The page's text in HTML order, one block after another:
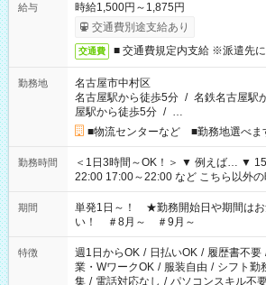
給与
時給1,500円～1,875円
交通費別途支給あり
交通費 ■ 交通費規定内支給 ※派遣先
勤務地
名古屋市中村区
名古屋駅から徒歩5分 / 名鉄名古屋駅
屋駅から徒歩5分 / …
■物流センターなど ■勤務地選べま
勤務時間
＜1日3時間～OK！＞ ▼ 例えば… ▼ 15:00～18:00 15:00～
22:00 17:00～22:00 など こちら以外の時間もお気軽にご相談く
ださい！
期間
単発1日～！ ★勤務開始日や期間はお
い！ ＃8月～ ＃9月～
特徴 週1日からOK / 日払いOK / 履歴書不要
業・WワークOK / 服装自由 / シフト勤
集 / 電話対応なし / パソコンスキル不